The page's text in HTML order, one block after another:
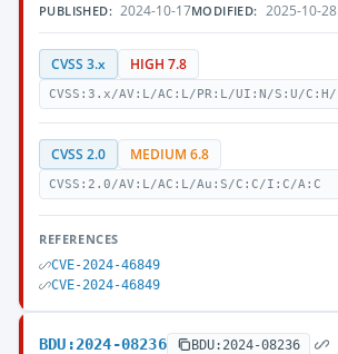
PUBLISHED: 2024-10-17MODIFIED: 2025-10-28
CVSS 3.x HIGH 7.8
CVSS:3.x/AV:L/AC:L/PR:L/UI:N/S:U/
CVSS 2.0 MEDIUM 6.8
CVSS:2.0/AV:L/AC:L/Au:S/C:C/I:C/A:C
REFERENCES
CVE-2024-46849
CVE-2024-46849
BDU:2024-08236 BDU:2024-08236